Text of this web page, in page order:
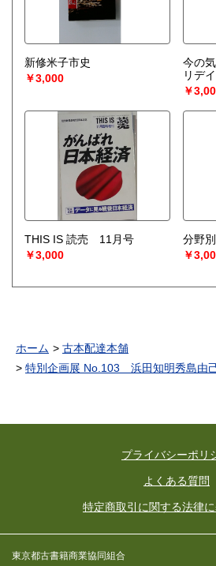
新修米子市史
￥3,000
今の
リデ
￥
THIS IS 読売 11月号
￥3,000
分野
￥
ホーム
古本配達本舗
特別企画展 No.103 浜田知明秀島由
プライバシーポリ
よくある質問
特定商取引に関する法律
東京都古書籍商業協同組合